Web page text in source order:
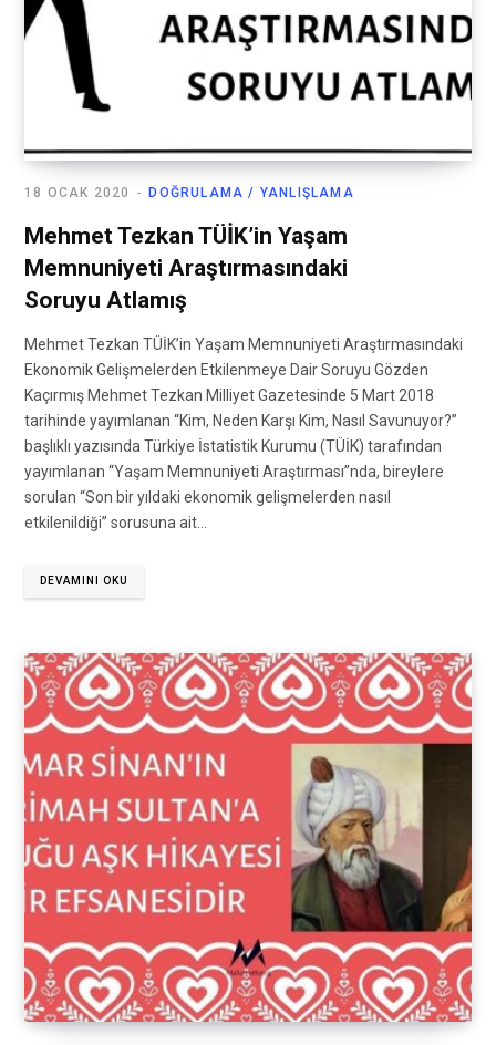
DOĞRULAMA / YANLIŞLAMA
18 OCAK 2020
Mehmet Tezkan TÜİK’in Yaşam
Memnuniyeti Araştırmasındaki
Soruyu Atlamış
Mehmet Tezkan TÜİK’in Yaşam Memnuniyeti Araştırmasındaki
Ekonomik Gelişmelerden Etkilenmeye Dair Soruyu Gözden
Kaçırmış Mehmet Tezkan Milliyet Gazetesinde 5 Mart 2018
tarihinde yayımlanan “Kim, Neden Karşı Kim, Nasıl Savunuyor?”
başlıklı yazısında Türkiye İstatistik Kurumu (TÜİK) tarafından
yayımlanan “Yaşam Memnuniyeti Araştırması”nda, bireylere
sorulan “Son bir yıldaki ekonomik gelişmelerden nasıl
etkilenildiği” sorusuna ait…
DEVAMINI OKU